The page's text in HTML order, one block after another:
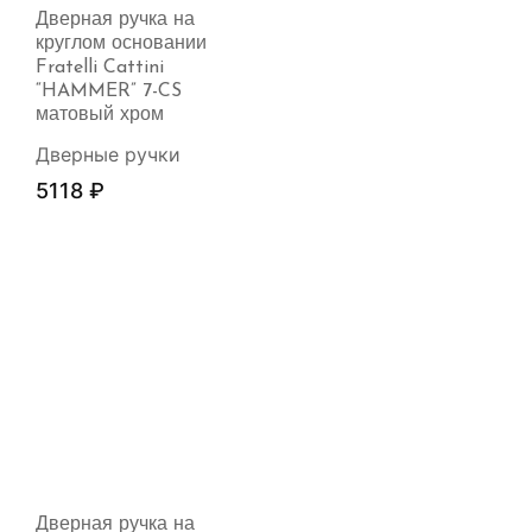
Дверная ручка на
круглом основании
Fratelli Cattini
“HAMMER” 7-CS
матовый хром
Дверные ручки
5118 ₽
Дверная ручка на